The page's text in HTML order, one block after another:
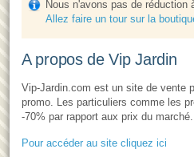
Nous n'avons pas de
Allez faire un tour sur la
A propos de Vip Jardin
Vip-Jardin.com est un site de vente
promo. Les particuliers comme les
-70% par rapport aux prix du marché.
Pour accéder au site cliquez ici